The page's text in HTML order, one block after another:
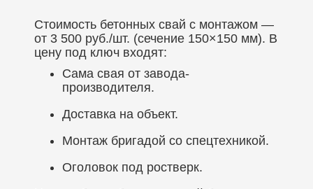
Стоимость бетонных свай с монтажом —
от 3 500 руб./шт. (сечение 150×150 мм). В
цену под ключ входят:
Сама свая от завода-
производителя.
Доставка на объект.
Монтаж бригадой со спецтехникой.
Оголовок под ростверк.